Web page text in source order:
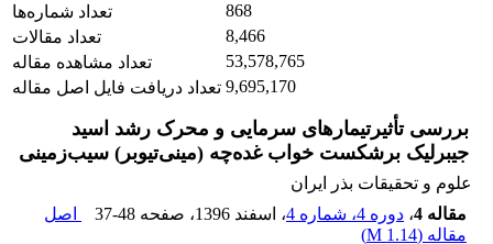
تعداد شماره‌ها
868
تعداد مقالات
8,466
تعداد مشاهده مقاله
53,578,765
تعداد دریافت فایل اصل مقاله 9,695,170
بررسی تأثیرتیمارهای سرمایی و محرک رشد اسید
جیبرلیک برشکست خواب غده‌چه (مینی‌تیوبر) سیب‌زمینی
علوم و تحقیقات بذر ایران
مقاله 4
، دوره 4، شماره 4 ، اسفند 1396 ، صفحه 37-48
اصل
مقاله (1.14 M
)